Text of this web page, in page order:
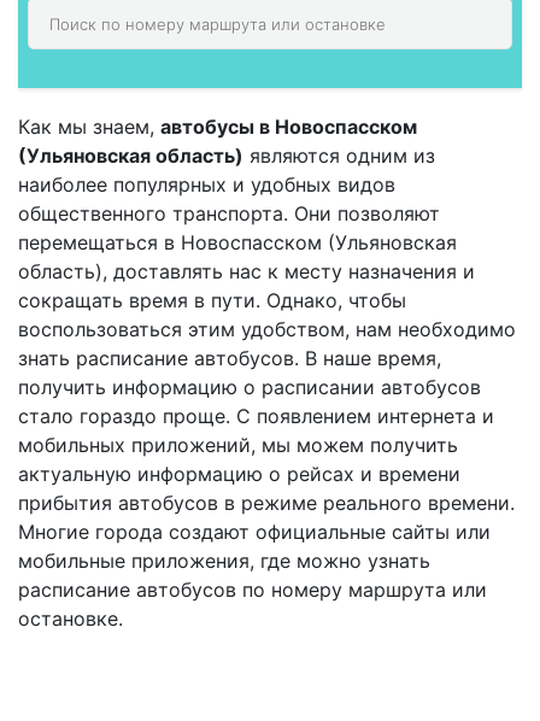
Как мы знаем, автобусы в Новоспасском
(Ульяновская область) являются одним из
наиболее популярных и удобных видов
общественного транспорта. Они позволяют
перемещаться в Новоспасском (Ульяновская
область), доставлять нас к месту назначения и
сокращать время в пути. Однако, чтобы
воспользоваться этим удобством, нам необходимо
знать расписание автобусов. В наше время,
получить информацию о расписании автобусов
стало гораздо проще. С появлением интернета и
мобильных приложений, мы можем получить
актуальную информацию о рейсах и времени
прибытия автобусов в режиме реального времени.
Многие города создают официальные сайты или
мобильные приложения, где можно узнать
расписание автобусов по номеру маршрута или
остановке.